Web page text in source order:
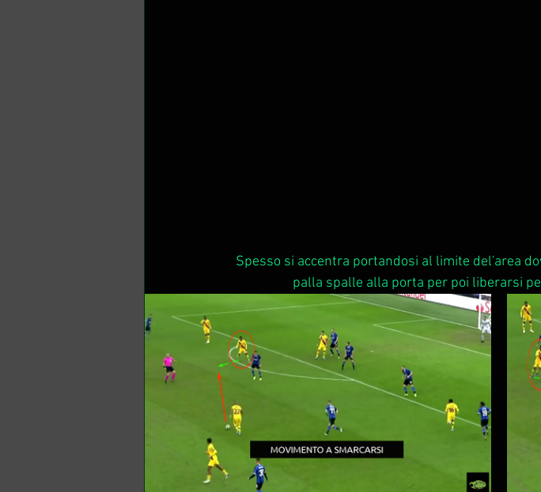
Spesso si accentra portandosi al limite del'area
palla spalle alla porta per poi liberarsi